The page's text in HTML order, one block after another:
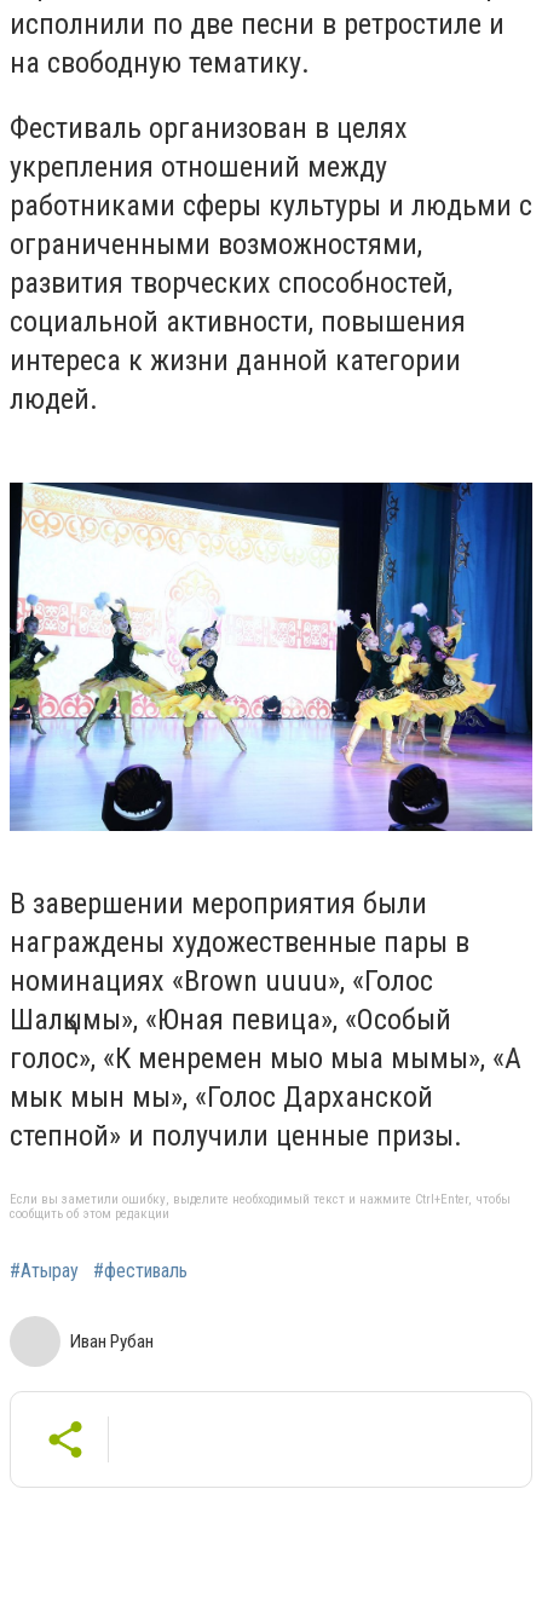
исполнили по две песни в ретростиле и
на свободную тематику.
Фестиваль организован в целях
укрепления отношений между
работниками сферы культуры и людьми с
ограниченными возможностями,
развития творческих способностей,
социальной активности, повышения
интереса к жизни данной категории
людей.
В завершении мероприятия были
награждены художественные пары в
номинациях «Brown uuuu», «Голос
Шалқымы», «Юная певица», «Особый
голос», «К менремен мыо мыа мымы», «А
мык мын мы», «Голос Дарханской
степной» и получили ценные призы.
Если вы заметили ошибку, выделите необходимый текст и нажмите Ctrl+Enter, чтобы
сообщить об этом редакции
#Атырау #фестиваль
Иван Рубан